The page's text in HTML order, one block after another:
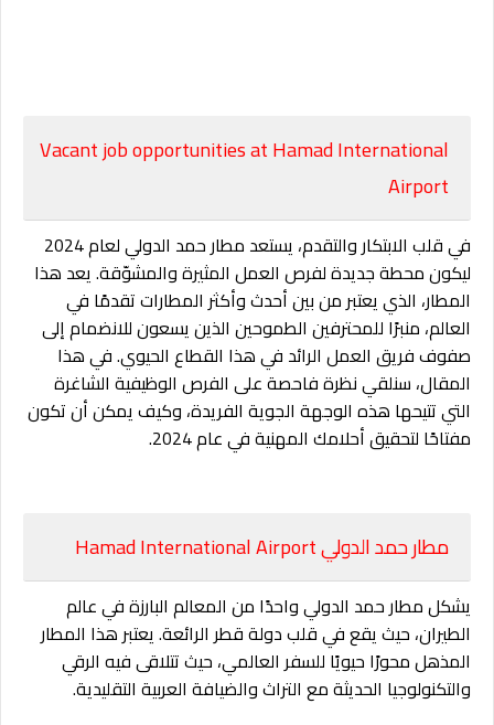
Vacant job opportunities at Hamad International
Airport
في قلب الابتكار والتقدم، يستعد مطار حمد الدولي لعام 2024
ليكون محطة جديدة لفرص العمل المثيرة والمشوّقة. يعد هذا
المطار، الذي يعتبر من بين أحدث وأكثر المطارات تقدمًا في
العالم، منبرًا للمحترفين الطموحين الذين يسعون للانضمام إلى
صفوف فريق العمل الرائد في هذا القطاع الحيوي. في هذا
المقال، سنلقي نظرة فاحصة على الفرص الوظيفية الشاغرة
التي تتيحها هذه الوجهة الجوية الفريدة، وكيف يمكن أن تكون
مفتاحًا لتحقيق أحلامك المهنية في عام 2024.
مطار حمد الدولي Hamad International Airport
يشكل مطار حمد الدولي واحدًا من المعالم البارزة في عالم
الطيران، حيث يقع في قلب دولة قطر الرائعة. يعتبر هذا المطار
المذهل محورًا حيويًا للسفر العالمي، حيث تتلاقى فيه الرقي
والتكنولوجيا الحديثة مع التراث والضيافة العربية التقليدية.